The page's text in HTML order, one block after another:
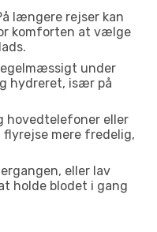
længere rejser kan
komforten at vælge
under
hydreret, især på
hovedtelefoner eller
mere fredelig,
eller lav
holde blodet i gang